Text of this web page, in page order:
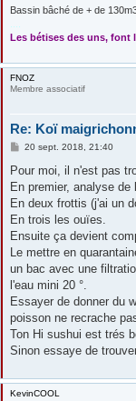
Bassin bâché de + de
Les bétises des uns, font
FNOZ
Membre associatif
Re: Koï
M
s
a
g
20 sept. 2018, 21:40
Pour moi, il n'est pas
En premier, analyse
En deux frottis (j'ai un
En trois les ouïes.
Ensuite ça devient
Le mettre en
un bac avec une
l'eau mini 20 °.
Essayer de donner du
poisson ne recrache
Ton Hi sushui est trés
Sinon essaye de
KevinCOOL